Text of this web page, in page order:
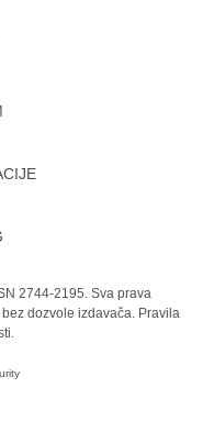
2744-2195. Sva prava
dozvole izdavača. Pravila